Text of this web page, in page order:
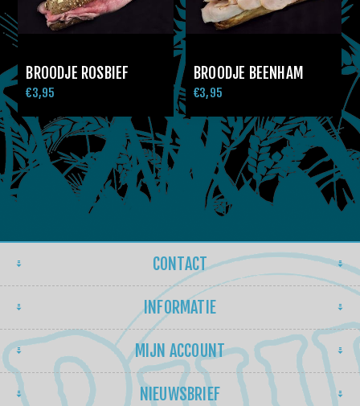
BROODJE ROSBIEF
€3,95
BROODJE BEENHAM
€3,95
CONTACT
INFORMATIE
MIJN ACCOUNT
NIEUWSBRIEF